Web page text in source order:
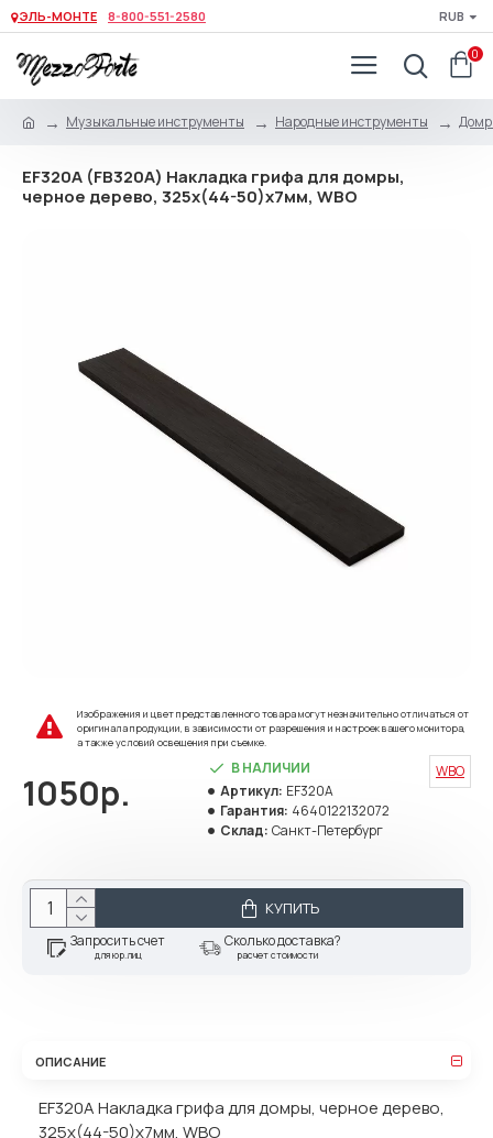
ЭЛЬ-МОНТЕ 8-800-551-2580 RUB
0
Музыкальные инструменты Народные инструменты
EF320A (FB320A) Накладка грифа для домры,
черное дерево, 325х(44-50)х7мм, WBO
Изображения и цвет представленного товара могут незначительно отличаться от
оригинала продукции, в зависимости от разрешения и настроек вашего монитора,
а также условий освещения при съемке.
1050р.
В НАЛИЧИИ
Артикул: EF320A
Гарантия: 4640122132072
Склад: Санкт-Петербург
WBO
КУПИТЬ
Запросить счет
для юр.лиц
Сколько доставка?
расчет стоимости
ОПИСАНИЕ
EF320A Накладка грифа для домры, черное дерево,
325х(44-50)х7мм, WBO